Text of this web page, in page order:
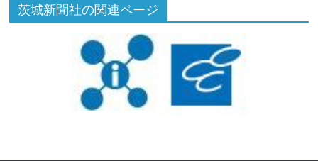
茨城新聞社の関連ページ